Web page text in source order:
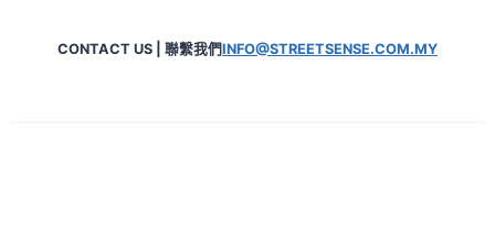
CONTACT US | 聯繫我們INFO@STREETSENSE.COM.MY